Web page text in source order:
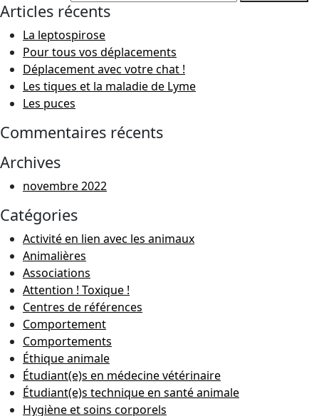
Articles récents
La leptospirose
Pour tous vos déplacements
Déplacement avec votre chat !
Les tiques et la maladie de Lyme
Les puces
Commentaires récents
Archives
novembre 2022
Catégories
Activité en lien avec les animaux
Animalières
Associations
Attention ! Toxique !
Centres de références
Comportement
Comportements
Éthique animale
Étudiant(e)s en médecine vétérinaire
Étudiant(e)s technique en santé animale
Hygiène et soins corporels